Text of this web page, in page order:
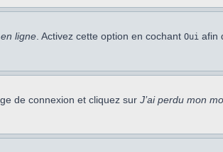
ligne . Activez cette option en cochant Oui afin
de connexion et cliquez sur J’ai perdu mon